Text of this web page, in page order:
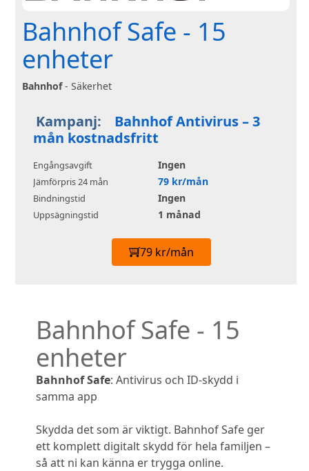
Bahnhof Safe - 15
enheter
Bahnhof- Säkerhet
Kampanj:
Bahnhof Antivirus – 3
mån kostnadsfritt
Engångsavgift Ingen
Jämförpris 24 mån 79 kr/mån
Bindningstid Ingen
Uppsägningstid 1 månad
79 kr/mån
Bahnhof Safe - 15
enheter
Bahnhof Safe: Antivirus och ID-skydd i
samma app
Skydda det som är viktigt. Bahnhof Safe ger
ett komplett digitalt skydd för hela familjen –
så att ni kan känna er trygga online.